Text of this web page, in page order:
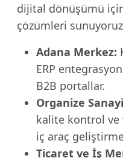
dijital dönüşümü
çözümleri
Adana Merkez:
ERP
B2B portallar.
Organize
kalite kontrol ve
iç araç
Ticaret ve İş